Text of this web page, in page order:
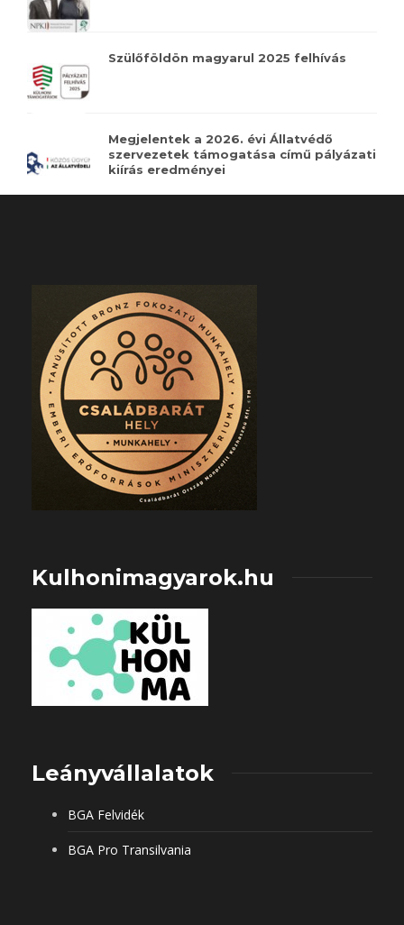
Szülőföldön magyarul 2025 felhívás
Megjelentek a 2026. évi Állatvédő
szervezetek támogatása című pályázati
kiírás eredményei
Kulhonimagyarok.hu
Leányvállalatok
BGA Felvidék
BGA Pro Transilvania